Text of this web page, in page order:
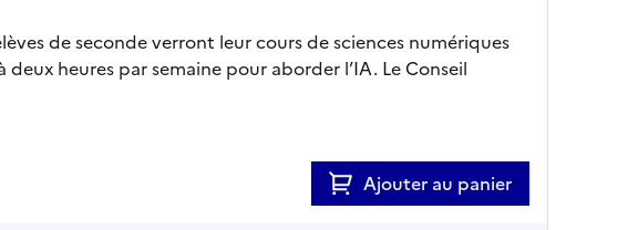
de seconde verront leur cours de sciences numériques
heures par semaine pour aborder l’IA. Le Conseil
Ajouter au panier